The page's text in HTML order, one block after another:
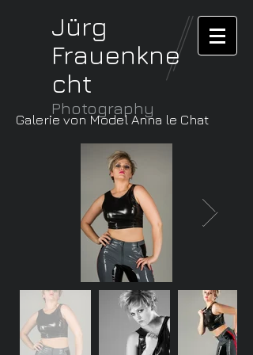
Jürg
Frauenkne
cht
Photography
Galerie von Model Anna le Chat